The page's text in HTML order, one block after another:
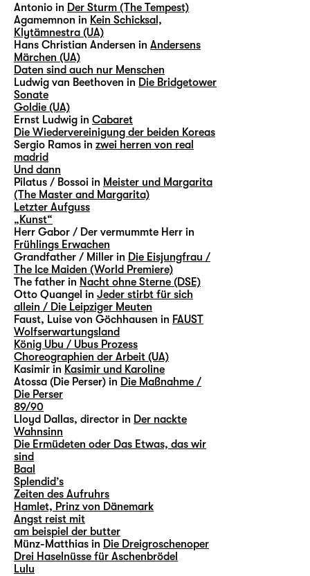
Antonio in Der Sturm (The Tempest)
Agamemnon in Kein Schicksal,
Klytämnestra (UA)
Hans Christian Andersen in Andersens
Märchen (UA)
Daten sind auch nur Menschen
Ludwig van Beethoven in Die Bridgetower
Sonate
Goldie (UA)
Ernst Ludwig in Cabaret
Die Wiedervereinigung der beiden Koreas
Sergio Ramos in zwei herren von real
madrid
Und dann
Pilatus / Bossoi in Meister und Margarita
(The Master and Margarita)
Letzter Aufguss
„Kunst“
Herr Gabor / Der vermummte Herr in
Frühlings Erwachen
Grandfather / Miller in Die Eisjungfrau /
The Ice Maiden (World Premiere)
The father in Nacht ohne Sterne (DSE)
Otto Quangel in Jeder stirbt für sich
allein / Die Leipziger Meuten
Faust, Luise von Göchhausen in FAUST
Wolfserwartungsland
König Ubu / Ubus Prozess
Choreographien der Arbeit (UA)
Kasimir in Kasimir und Karoline
Atossa (Die Perser) in Die Maßnahme /
Die Perser
89/90
Lloyd Dallas, director in Der nackte
Wahnsinn
Die Ermüdeten oder Das Etwas, das wir
sind
Baal
Splendid’s
Zeiten des Aufruhrs
Hamlet, Prinz von Dänemark
Angst reist mit
am beispiel der butter
Münz-Matthias in Die Dreigroschenoper
Drei Haselnüsse für Aschenbrödel
Lulu